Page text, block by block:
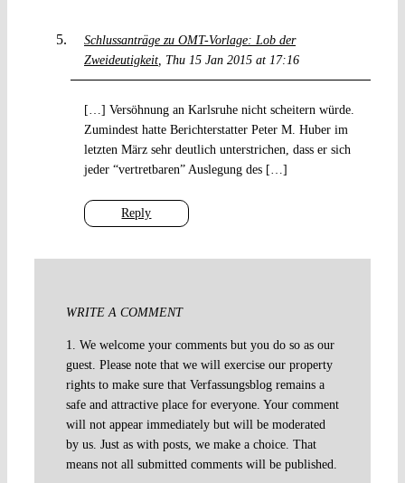
Schlussanträge zu OMT-Vorlage: Lob der
Zweideutigkeit
Thu 15 Jan 2015 at 17:16
Reply
[…] Versöhnung an Karlsruhe nicht scheitern würde.
Zumindest hatte Berichterstatter Peter M. Huber im
letzten März sehr deutlich unterstrichen, dass er sich
jeder “vertretbaren” Auslegung des […]
WRITE A COMMENT
1. We welcome your comments but you do so as our
guest. Please note that we will exercise our property
rights to make sure that Verfassungsblog remains a
safe and attractive place for everyone. Your comment
will not appear immediately but will be moderated
by us. Just as with posts, we make a choice. That
means not all submitted comments will be published.